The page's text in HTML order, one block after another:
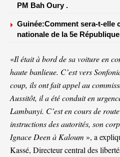
PM Bah Oury .
Guinée:Comment sera-t-elle
nationale de la 5e République
«Il était à bord de sa voiture en
haute banlieue. C’est vers
coup, ils ont fait appel au
Aussitôt, il a été conduit en
Lambanyi. C’est en cours de
instructions des autorités, son
Ignace Deen à Kaloum », a
Kassé, Directeur central des